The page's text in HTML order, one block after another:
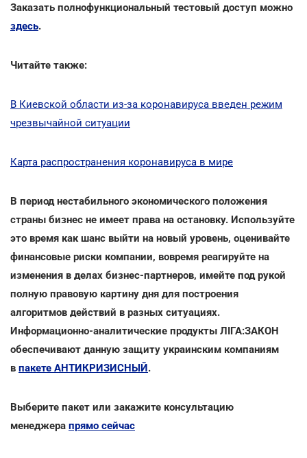
Заказать полнофункциональный тестовый доступ можно
здесь.
Читайте также:
В Киевской области из-за коронавируса введен режим
чрезвычайной ситуации
Карта распространения коронавируса в мире
В период нестабильного экономического положения
страны бизнес не имеет права на остановку. Используйте
это время как шанс выйти на новый уровень, оценивайте
финансовые риски компании, вовремя реагируйте на
изменения в делах бизнес-партнеров, имейте под рукой
полную правовую картину дня для построения
алгоритмов действий в разных ситуациях.
Информационно-аналитические продукты ЛІГА:ЗАКОН
обеспечивают данную защиту украинским компаниям
в пакете АНТИКРИЗИСНЫЙ.
Выберите пакет или закажите консультацию
менеджера прямо сейчас